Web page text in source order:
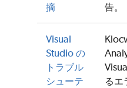
摘
告。
Visual
Studio の
トラブル
シューテ
るエ